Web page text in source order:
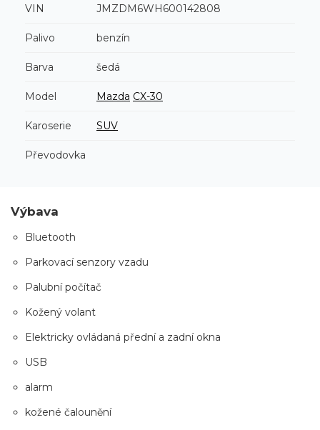
VIN JMZDM6WH600142808
Palivo benzín
Barva šedá
Model Mazda CX-30
Karoserie SUV
Převodovka
Výbava
Bluetooth
Parkovací senzory vzadu
Palubní počítač
Kožený volant
Elektricky ovládaná přední a zadní okna
USB
alarm
kožené čalounění